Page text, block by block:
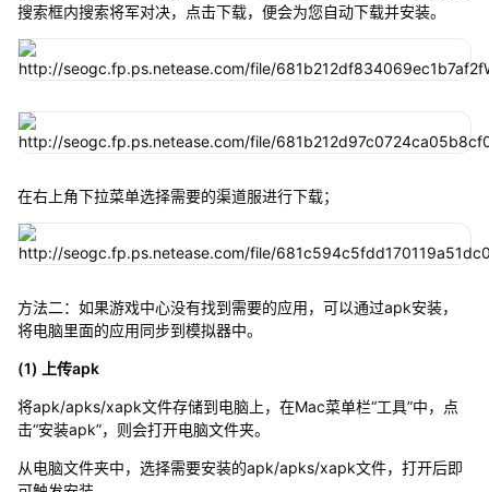
搜索框内搜索将军对决，点击下载，便会为您自动下载并安装。
在右上角下拉菜单选择需要的渠道服进行下载；
方法二：如果游戏中心没有找到需要的应用，可以通过apk安装，
将电脑里面的应用同步到模拟器中。
(1) 上传apk
将apk/apks/xapk文件存储到电脑上，在Mac菜单栏“工具”中，点
击“安装apk”，则会打开电脑文件夹。
从电脑文件夹中，选择需要安装的apk/apks/xapk文件，打开后即